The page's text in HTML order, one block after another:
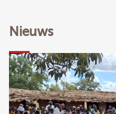
Nieuws